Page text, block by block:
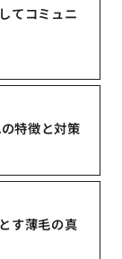
てコミュニ
特徴と対策
す薄毛の真